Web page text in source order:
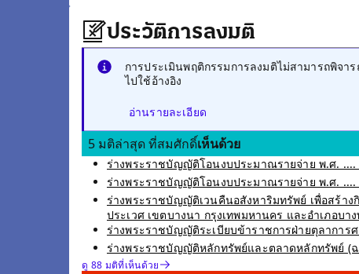
ประวัติการลงมติ
การประเมินพฤติกรรมการลงมติไม่สามารถพิจ
ไปใช้อ้างอิง
อ่านรายละเอียด
5 มติล่าสุด ที่สมศักดิ์เห็นด้วย
ร่างพระราชบัญญัติโอนงบประมาณรายจ่าย พ.ศ.
ร่างพระราชบัญญัติโอนงบประมาณรายจ่าย พ.ศ. ....
ร่างพระราชบัญญัติเวนคืนอสังหาริมทรัพย์ เพื่อสร้า
ประเวศ เขตบางนา กรุงเทพมหานคร และอำเภอบ
ร่างพระราชบัญญัติระเบียบข้าราชการฝ่ายตุลาการ
ร่างพระราชบัญญัติหลักทรัพย์และตลาดหลักทรัพย์ (
ดู 88 มติที่เห็นด้วย